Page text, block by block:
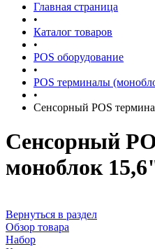
Главная страница
•
Каталог товаров
•
POS оборудование
•
POS терминалы
•
Сенсорный POS
Сенсорный
моноблок
Вернуться в раздел
Обзор товара
Набор